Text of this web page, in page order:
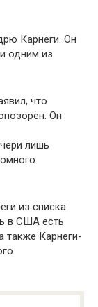
Карнеги. Он
одним из
что
Он
лишь
из списка
в США есть
также Карнеги-